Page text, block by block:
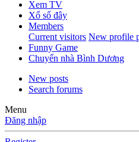
Xem TV
Xổ số đây
Members
Current visitors New profile
Funny Game
Chuyển nhà Bình Dương
New posts
Search forums
Menu
Đăng nhập